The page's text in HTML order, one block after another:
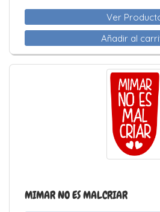
Ver
Añadir al
MIMAR NO ES MALCRIAR